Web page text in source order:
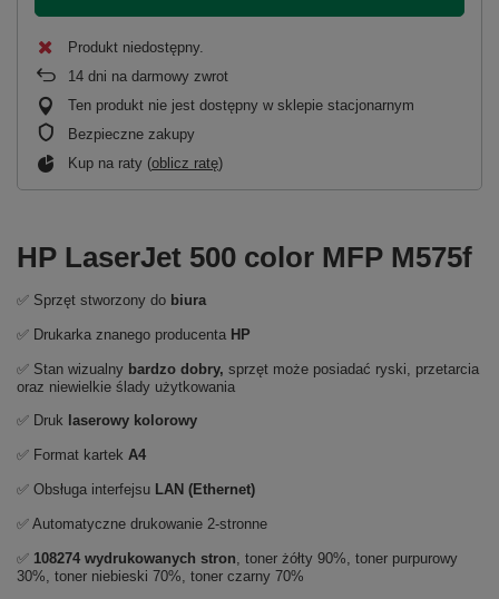
Produkt niedostępny
14 dni na darmowy zwrot
Ten produkt nie jest dostępny w sklepie stacjonarnym
Bezpieczne zakupy
Kup na raty (oblicz ratę)
HP LaserJet 500 color MFP M575f
✅ Sprzęt stworzony do biura
✅ Drukarka znanego producenta HP
✅ Stan wizualny bardzo dobry, sprzęt może posiadać ryski, przetarcia
oraz niewielkie ślady użytkowania
✅ Druk laserowy kolorowy
✅ Format kartek A4
✅ Obsługa interfejsu LAN (Ethernet)
✅ Automatyczne drukowanie 2-stronne
✅ 108274 wydrukowanych stron, toner żółty 90%, toner purpurowy
30%, toner niebieski 70%, toner czarny 70%